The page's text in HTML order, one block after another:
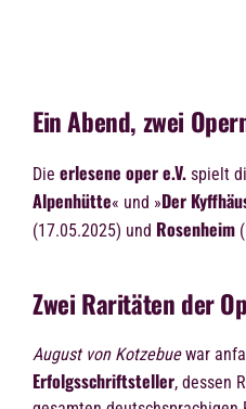
Ein Abend, zwei
Die erlesene oper e.V. spielt
Alpenhütte« und »Der
(17.05.2025) und Rosenheim
Zwei Raritäten der
August von Kotzebuewar
Erfolgsschriftsteller, dessen